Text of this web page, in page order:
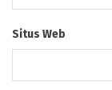
Situs Web